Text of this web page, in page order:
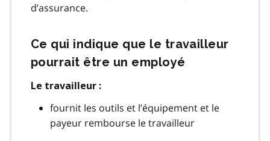
d’assurance.
Ce qui indique que le travailleur
pourrait être un employé
Le travailleur :
fournit les outils et l’équipement et le
payeur rembourse le travailleur